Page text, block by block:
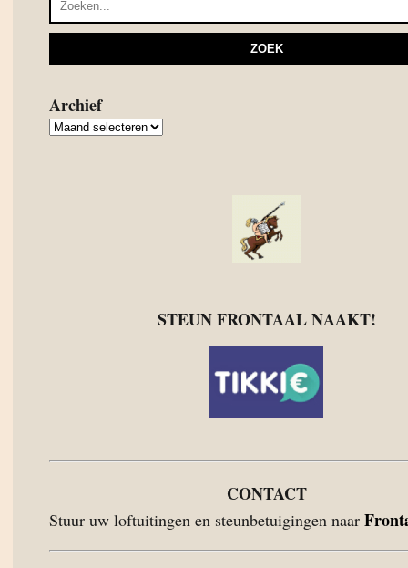
Archief
Archief
STEUN FRONTAAL NAAKT!
CONTACT
Stuur uw loftuitingen en steunbetuigingen naar